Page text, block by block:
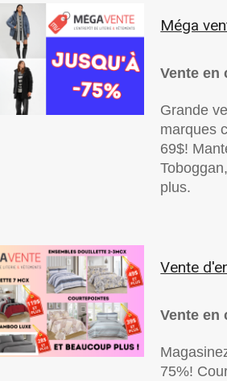
Méga
Vente en
Grande
marques
69$!
plus.
Vente
Vente en
75%!